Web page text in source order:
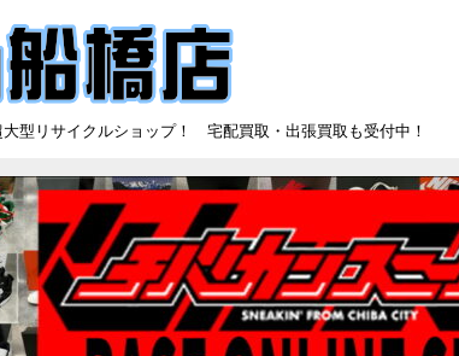
型リサイクルショップ！ 宅配買取・出張買取も受付中！